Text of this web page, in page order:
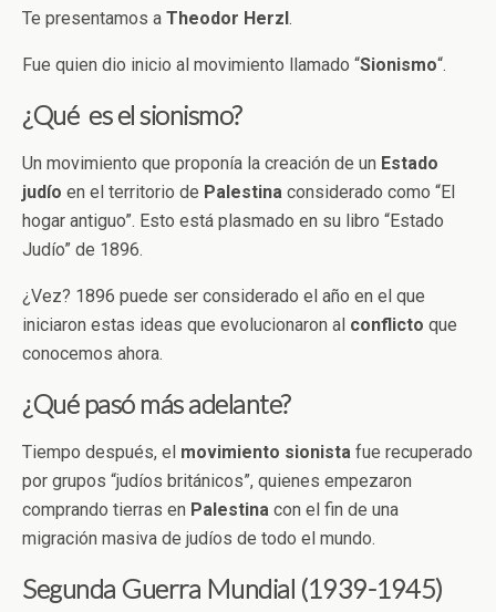
Te presentamos a Theodor Herzl.
Fue quien dio inicio al movimiento llamado “Sionismo“.
¿Qué es el sionismo?
Un movimiento que proponía la creación de un Estado
judío en el territorio de Palestina considerado como “El
hogar antiguo”. Esto está plasmado en su libro “Estado
Judío” de 1896.
¿Vez? 1896 puede ser considerado el año en el que
iniciaron estas ideas que evolucionaron al conflicto que
conocemos ahora.
¿Qué pasó más adelante?
Tiempo después, el movimiento sionista fue recuperado
por grupos “judíos británicos”, quienes empezaron
comprando tierras en Palestina con el fin de una
migración masiva de judíos de todo el mundo.
Segunda Guerra Mundial (1939-1945)